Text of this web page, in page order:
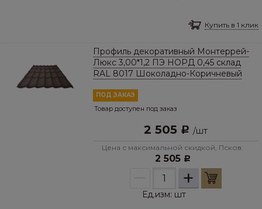
Купить в 1 клик
Профиль декоративный Монтеррей-
Люкс 3,00*1,2 ПЭ НОРД 0,45 склад
RAL 8017 Шоколадно-Коричневый
ПОД ЗАКАЗ
Товар доступен под заказ
2 505 Р /шт
Цена с максимальной скидкой, Псков:
2 505 Р
+
Ед.изм: шт